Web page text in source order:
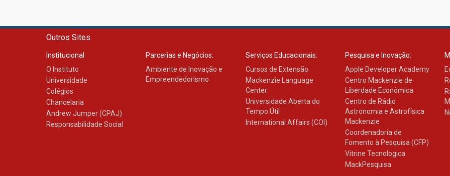
Outros Sites
Institucional
O Instituto
Universidade
Colégios
Chancelaria
Andrew Jumper (CPAJ)
Responsabilidade Social
Parcerias e Negócios:
Ambiente de Inovação e
Empreendedorismo
Serviços Educacionais:
Cursos de Extensão
Mackenzie Language
Center
Universidade Aberta do
Tempo Útil
International Affairs (COI)
Pesquisa e Inovação:
Apple Developer Academy
Centro Mackenzie de
Liberdade Econômica
Centro de Rádio
Astronomia e Astrofísica
Mackenzie
Coordenadoria de
Fomento à Pesquisa (CFP)
Vitrine Tecnologica
MackPesquisa